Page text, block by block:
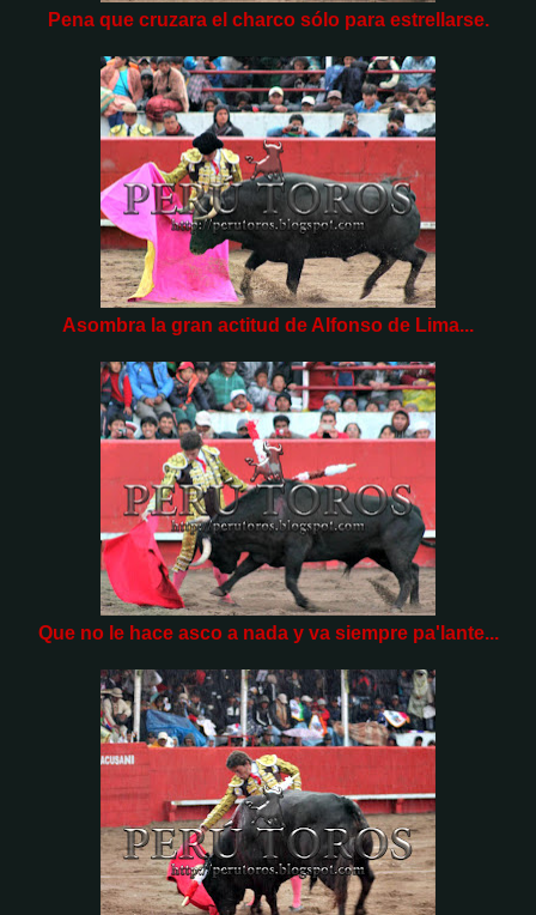
Pena que cruzara el charco sólo para estrellarse.
Asombra la gran actitud de Alfonso de Lima...
Que no le hace asco a nada y va siempre pa'lante...